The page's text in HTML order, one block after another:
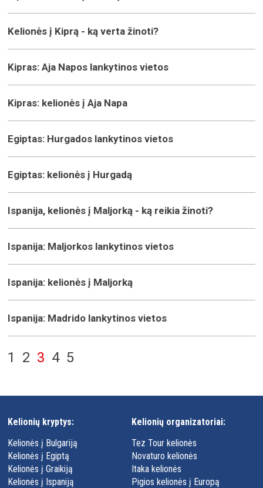
Kelionės į Kiprą - ką verta žinoti?
Kipras: Aja Napos lankytinos vietos
Kipras: kelionės į Aja Napa
Egiptas: Hurgados lankytinos vietos
Egiptas: kelionės į Hurgadą
Ispanija, kelionės į Maljorką - ką reikia žinoti?
Ispanija: Maljorkos lankytinos vietos
Ispanija: kelionės į Maljorką
Ispanija: Madrido lankytinos vietos
1 2 3 4 5
Kelionių kryptys:
Kelionės į Bulgariją
Kelionės į Egiptą
Kelionės į Graikiją
Kelionės į Ispaniją
Kelionių organizatoriai:
Tez Tour kelionės
Novaturo kelionės
Itaka kelionės
Pigios kelionės į Europą